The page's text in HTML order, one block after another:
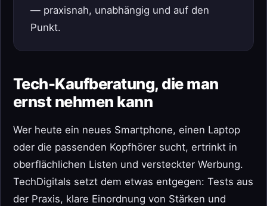
— praxisnah, unabhängig und auf den
Punkt.
Tech-Kaufberatung, die man
ernst nehmen kann
Wer heute ein neues Smartphone, einen Laptop
oder die passenden Kopfhörer sucht, ertrinkt in
oberflächlichen Listen und versteckter Werbung.
TechDigitals setzt dem etwas entgegen: Tests aus
der Praxis, klare Einordnung von Stärken und